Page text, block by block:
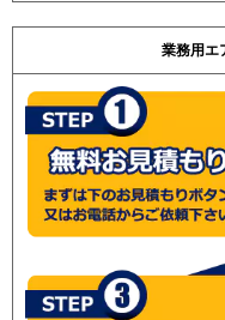
東芝
三菱電機
日立
ダイキン
日立 RCB-
AP160GHG1 / 日立
ZRP160FD /
(こちらの型番は参考
は異なります。旧型
す。）
業務用エ